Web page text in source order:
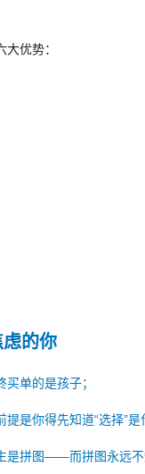
优势：
的你
单的是孩子；
是你得先知道“选择”是
是拼图——而拼图永远不